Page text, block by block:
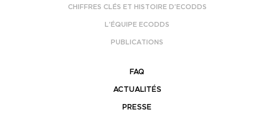
CHIFFRES CLÉS ET HISTOIRE D’ECODDS
L’ÉQUIPE ECODDS
PUBLICATIONS
FAQ
ACTUALITÉS
PRESSE